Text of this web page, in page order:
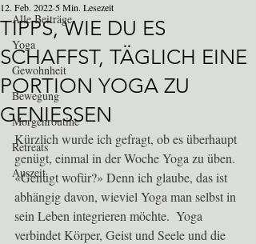
Alle Beiträge
Yoga
Gewohnheit
Bewegung
Morgenroutine
Retreats
Auszeit
TIPPS, WIE DU ES
SCHAFFST, TÄGLICH EINE
PORTION YOGA ZU
GENIESSEN
12. Feb. 2022 5 Min. Lesezeit
Kürzlich wurde ich gefragt, ob es überhaupt
genügt, einmal in der Woche Yoga zu üben.
«Genügt wofür?» Denn ich glaube, das ist
abhängig davon, wieviel Yoga man selbst in
sein Leben integrieren möchte.  Yoga
verbindet Körper, Geist und Seele und die